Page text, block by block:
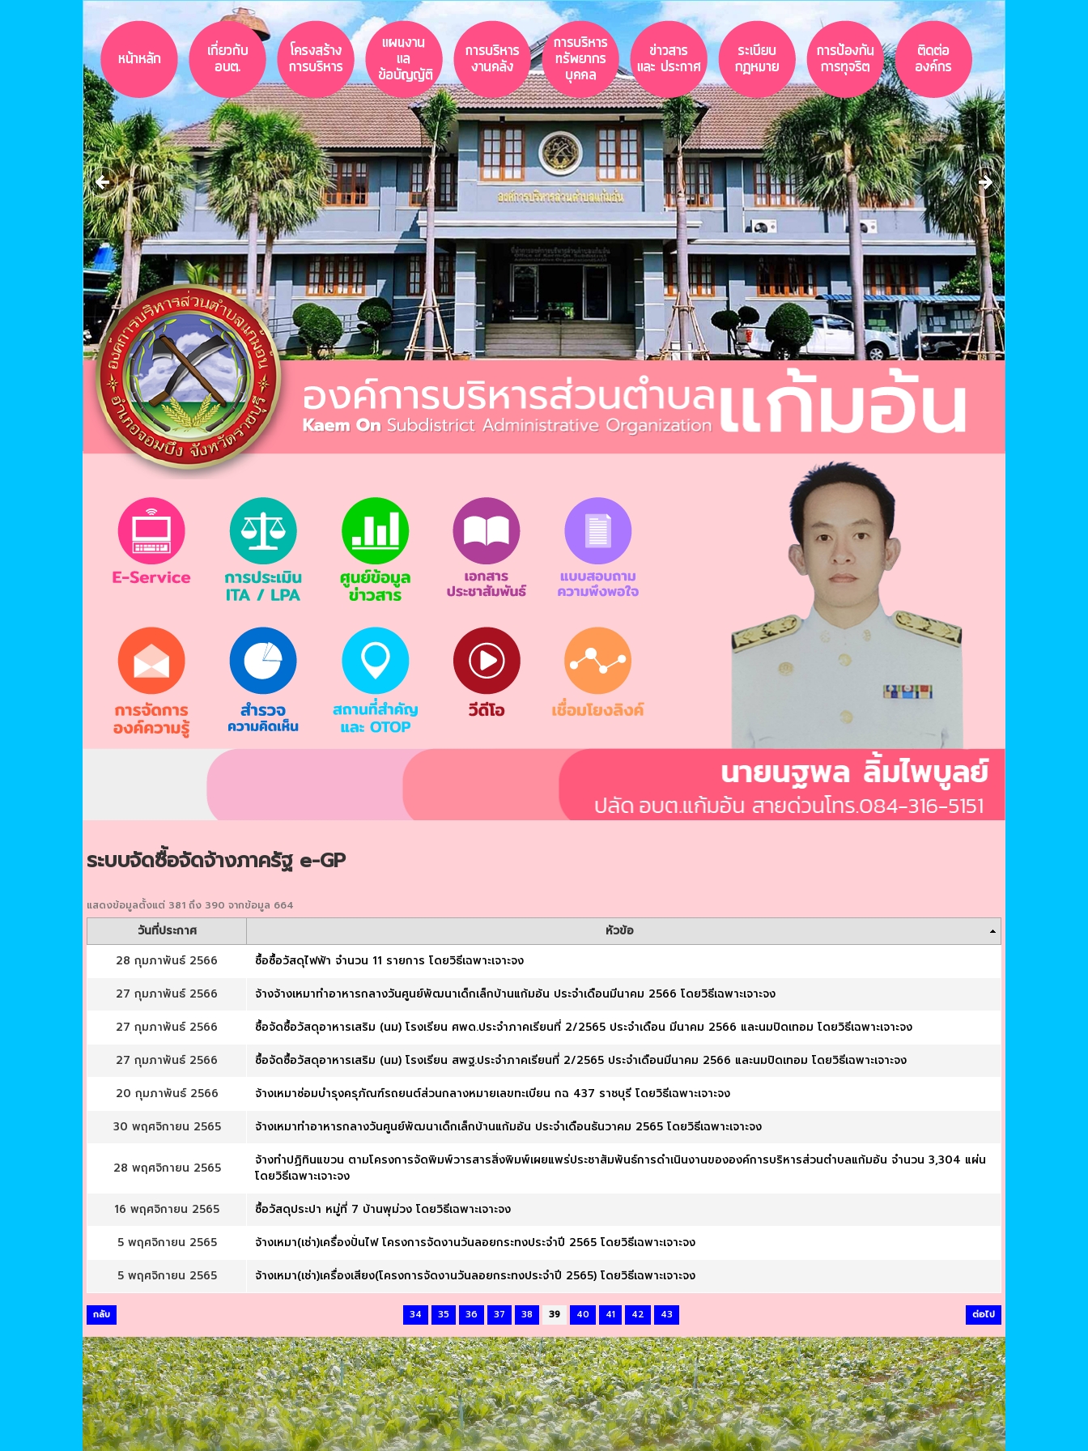
ระบบจัดซื้อจัดจ้างภาครัฐ e-GP
แสดงข้อมูลตั้งแต่ 381 ถึง 390 จากข้อมูล 664
วันที่ประกาศ
หัวข้อ
28 กุมภาพันธ์ 2566
ซื้อซื้อวัสดุไฟฟ้า จำนวน 11 รายการ โดยวิธีเฉพาะเจาะจง
27 กุมภาพันธ์ 2566
จ้างจ้างเหมาทำอาหารกลางวันศูนย์พัฒนาเด็กเล็กบ้านแก้มอ้น ประจำเดือนมีนาคม 2566 โดยวิธีเฉพาะเจาะจง
27 กุมภาพันธ์ 2566
ซื้อจัดซื้อวัสดุอาหารเสริม (นม) โรงเรียน ศพด.ประจำภาคเรียนที่ 2/2565 ประจำเดือน มีนาคม 2566 และนมปิดเทอม โดยวิธีเฉพาะเจาะจง
27 กุมภาพันธ์ 2566
ซื้อจัดซื้อวัสดุอาหารเสริม (นม) โรงเรียน สพฐ.ประจำภาคเรียนที่ 2/2565 ประจำเดือนมีนาคม 2566 และนมปิดเทอม โดยวิธีเฉพาะเจาะจง
20 กุมภาพันธ์ 2566
จ้างเหมาซ่อมบำรุงครุภัณฑ์รถยนต์ส่วนกลางหมายเลขทะเบียน กฉ 437 ราชบุรี โดยวิธีเฉพาะเจาะจง
30 พฤศจิกายน 2565
จ้างเหมาทำอาหารกลางวันศูนย์พัฒนาเด็กเล็กบ้านแก้มอ้น ประจำเดือนธันวาคม 2565 โดยวิธีเฉพาะเจาะจง
28 พฤศจิกายน 2565
จ้างทำปฏิทินแขวน ตามโครงการจัดพิมพ์วารสารสิ่งพิมพ์เผยแพร่ประชาสัมพันธ์การดำเนินงานขององค์การบริหารส่วนตำบลแก้มอ้น จำนวน 3,304 แผ่น
โดยวิธีเฉพาะเจาะจง
16 พฤศจิกายน 2565
ซื้อวัสดุประปา หมู่ที่ 7 บ้านพุม่วง โดยวิธีเฉพาะเจาะจง
5 พฤศจิกายน 2565
จ้างเหมา(เช่า)เครื่องปั่นไฟ โครงการจัดงานวันลอยกระทงประจำปี 2565 โดยวิธีเฉพาะเจาะจง
5 พฤศจิกายน 2565
จ้างเหมา(เช่า)เครื่องเสียง(โครงการจัดงานวันลอยกระทงประจำปี 2565) โดยวิธีเฉพาะเจาะจง
กลับ 34 35 36 37 38 39 40 41 42 43 ต่อไป